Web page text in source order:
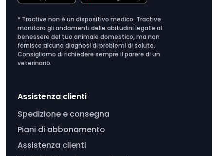
* Tractive non è un dispositivo medico. Tractive
monitora gli andamenti delle abitudini legate al
benessere del tuo animale domestico, ma non
fornisce alcuna diagnosi di problemi di salute.
Consigliamo di richiedere sempre il parere di un
veterinario.
Assistenza clienti
Spedizione e consegna
Piani di abbonamento
Assistenza clienti